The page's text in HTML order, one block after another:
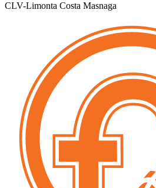
CLV-Limonta Costa Masnaga